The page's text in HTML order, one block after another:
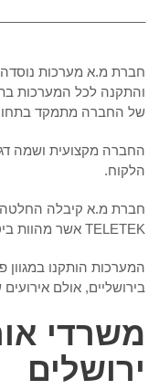
והתקנה לכל המערכות
של החברה מתמקד
החברה מקצועית ושמה
הלקוח.
חברת מ.א קיבלה החלטה
TELETEK אשר מהוות ביטחון לשקט נפשי עבור לקוחותיהם .
המערכות הותקנו במגוון
בירושליים, אולם
משרדי
ירושלים